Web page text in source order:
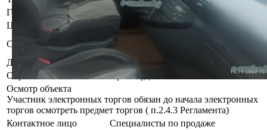
Год выпуска
1999
Цвет
Тёмно-серый металлик
Состояние
Б/у, комплектность и
работоспособность не проверялась
Должник
Рачковский Дмитрий Николаевич
Обременения
Арест судебного исполнителя
Осмотр объекта
Участник электронных торгов обязан до начала электронных
торгов осмотреть предмет торгов ( п.2.4.3 Регламента)
Контактное лицо
Специалисты по продаже